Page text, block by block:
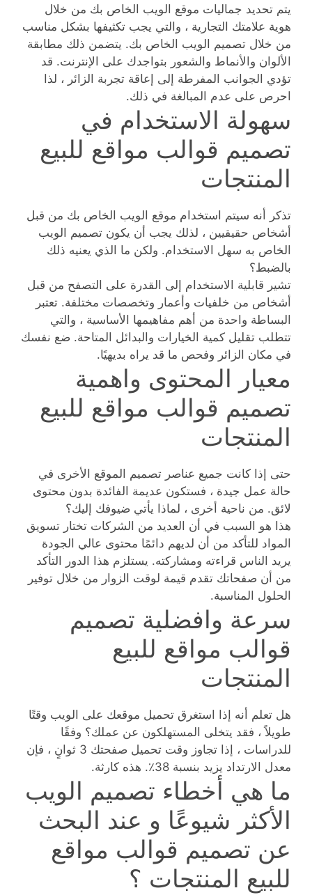
يتم تحديد جماليات موقع الويب الخاص بك من خلال
هوية علامتك التجارية ، والتي يجب تكثيفها بشكل مناسب
من خلال تصميم الويب الخاص بك. يتضمن ذلك مطابقة
الألوان والأنماط والشعور بتواجدك على الإنترنت. قد
تؤدي الجوانب المفرطة إلى إعاقة تجربة الزائر ، لذا
احرص على عدم المبالغة في ذلك.
سهولة الاستخدام في
تصميم قوالب مواقع للبيع
المنتجات
تذكر أنه سيتم استخدام موقع الويب الخاص بك من قبل
أشخاص حقيقيين ، لذلك يجب أن يكون تصميم الويب
الخاص به سهل الاستخدام. ولكن ما الذي يعنيه ذلك
بالضبط؟
تشير قابلية الاستخدام إلى القدرة على التصفح من قبل
أشخاص من خلفيات وأعمار وتخصصات مختلفة. تعتبر
البساطة واحدة من أهم مفاهيمها الأساسية ، والتي
تتطلب تقليل كمية الخيارات والبدائل المتاحة. ضع نفسك
في مكان الزائر وفحص ما قد يراه بديهيًا.
معيار المحتوى واهمية
تصميم قوالب مواقع للبيع
المنتجات
حتى إذا كانت جميع عناصر تصميم الموقع الأخرى في
حالة عمل جيدة ، فستكون عديمة الفائدة بدون محتوى
لائق. من ناحية أخرى ، لماذا يأتي ضيوفك إليك؟
هذا هو السبب في أن العديد من الشركات تختار تسويق
المواد للتأكد من أن لديهم دائمًا محتوى عالي الجودة
يريد الناس قراءته ومشاركته. يستلزم هذا الدور التأكد
من أن صفحاتك تقدم قيمة لوقت الزوار من خلال توفير
الحلول المناسبة.
سرعة وافضلية تصميم
قوالب مواقع للبيع
المنتجات
هل تعلم أنه إذا استغرق تحميل موقعك على الويب وقتًا
طويلاً ، فقد يتخلى المستهلكون عن عملك؟ وفقًا
للدراسات ، إذا تجاوز وقت تحميل صفحتك 3 ثوانٍ ، فإن
معدل الارتداد يزيد بنسبة 38٪. هذه كارثة.
ما هي أخطاء تصميم الويب
الأكثر شيوعًا و عند البحث
عن تصميم قوالب مواقع
للبيع المنتجات ؟